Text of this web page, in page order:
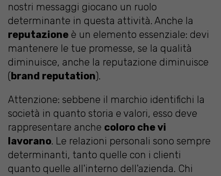
nostri messaggi giocano un ruolo
determinante in questa attività. Anche la
reputazione è un elemento essenziale: devi
mantenere le tue promesse, se la qualità
diminuisce, anche la reputazione diminuisce
(brand reputation).
Attenzione: sebbene il marchio identifichi la
società in quanto storia e valori, esso deve
rappresentare anche coloro che vi
lavorano. Le relazioni personali sono sempre
determinanti, tanto quelle con i clienti
quanto quelle all'interno dell'azienda. Chi